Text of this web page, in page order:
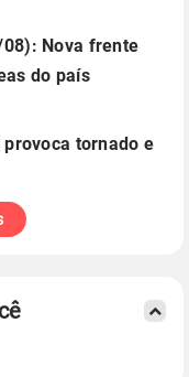
Nova frente
do país
tornado e